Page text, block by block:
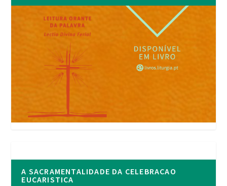
A SACRAMENTALIDADE DA CELEBRACAO
EUCARISTICA